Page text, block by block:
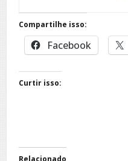
Compartilhe isso:
Facebook
Curtir isso:
Relacionado